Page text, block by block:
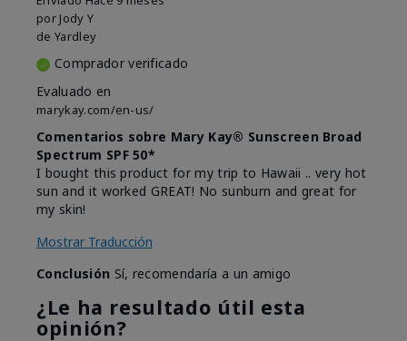
por Jody Y
de Yardley
Comprador verificado
Evaluado en
marykay.com/en-us/
Comentarios sobre Mary Kay® Sunscreen Broad
Spectrum SPF 50*
I bought this product for my trip to Hawaii .. very hot
sun and it worked GREAT! No sunburn and great for
my skin!
Mostrar Traducción
Conclusión Sí, recomendaría a un amigo
¿Le ha resultado útil esta
opinión?